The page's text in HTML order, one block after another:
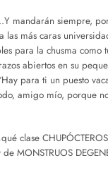
mandarán siempre,
las más caras
para la chusma como
abiertos en su
para ti un puesto
amigo mío, porque
clase
de MONSTRUOS